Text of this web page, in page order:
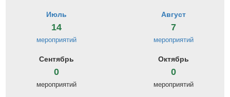
Июль
14
мероприятий
Август
7
мероприятий
Сентябрь
0
мероприятий
Октябрь
0
мероприятий